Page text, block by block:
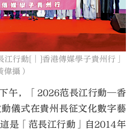
江行動[│]香港傳媒學子貴州行」
攝）
午，「2026范長江行動─香
儀式在貴州長征文化數字藝
是「范長江行動」自2014年